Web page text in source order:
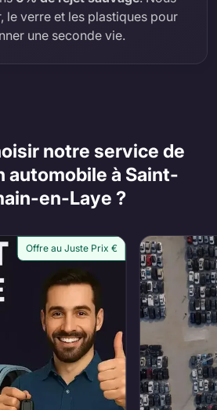
le verre et les plastiques pour
une seconde vie.
notre service de
automobile à Saint-
en-Laye ?
Offre au Juste Prix €